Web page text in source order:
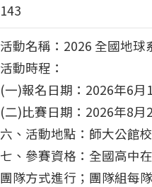
143
活動名稱：2026 全國地球
活動時程：
(一)報名日期：2026年6月
(二)比賽日期：2026年8月
六、活動地點：師大公館
七、參賽資格：全國高中
團隊方式進行；團隊組每